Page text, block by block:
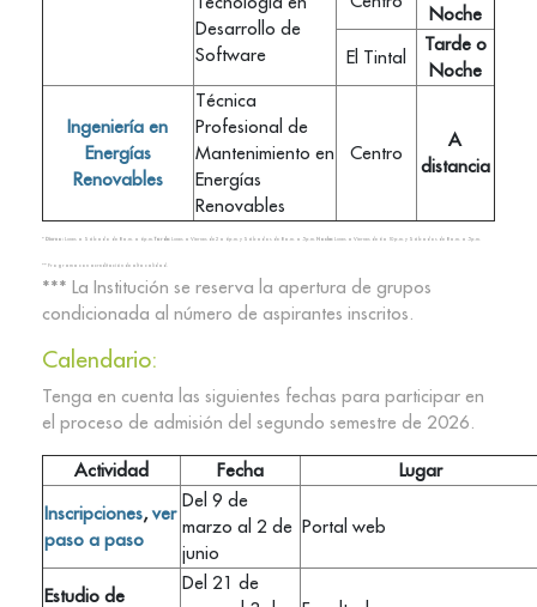
Desarrollo de
Software
Noche
El Tintal
Tarde o
Noche
Ingeniería en
Energías
Renovables
Técnica
Profesional de
Mantenimiento en
Energías
Renovables
Centro
A
distancia
* Diurno:Lunes a Sábado de 8 a.m. a 6 p.m. Tarde:Lunes a Viernes de 2 a 6 p.m. y Sábados de 8 a.m. a 5 p.m. Noche:Lunes a Viernes de 6 a 10 p.m. y Sábados de 8 a.m. a 5 p.m.
** Programa con acreditación de alta calidad.
*** La Institución se reserva la apertura de grupos
condicionada al número de aspirantes inscritos.
Calendario:
Tenga en cuenta las siguientes fechas para participar en
el proceso de admisión del segundo semestre de 2026.
Actividad Fecha
Lugar
Inscripciones,ver
paso a paso
Del 9 de
marzo al 2 de
junio
Portal web
Estudio de
Del 21 de